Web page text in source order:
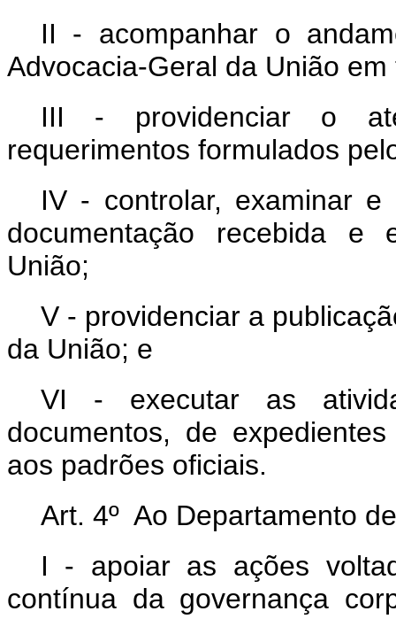
II - acompanhar o
Advocacia-Geral da União
III - providenciar o
requerimentos formulados
IV - controlar, examinar e
documentação recebida e
União;
V - providenciar a
da União; e
VI - executar as
documentos, de
aos padrões oficiais.
Art. 4º Ao Departamento
I - apoiar as ações
contínua da governança